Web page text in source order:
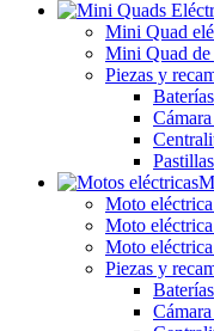
Mini Quad
Mini Quad de
Piezas y
Baterías
Moto
Moto
Moto
Piezas y
Baterías